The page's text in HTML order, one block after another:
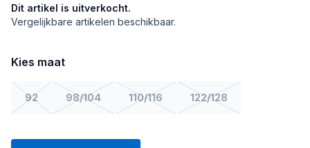
Dit artikel is uitverkocht.
Vergelijkbare artikelen beschikbaar.
Kies maat
92 98/104 110/116 122/128